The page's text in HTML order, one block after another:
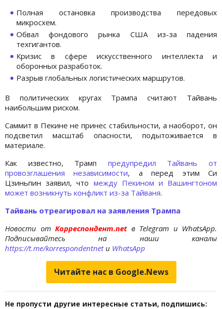
Полная остановка производства передовых
микросхем.
Обвал фондового рынка США из-за падения
техгигантов.
Кризис в сфере искусственного интеллекта и
оборонных разработок.
Разрыв глобальных логистических маршрутов.
В политических кругах Трампа считают Тайвань
наибольшим риском.
Саммит в Пекине не принес стабильности, а наоборот, он
подсветил масштаб опасности, подытоживается в
материале.
Как известно, Трамп предупредил Тайвань от
провозглашения независимости, а перед этим Си
Цзиньпин заявил, что между Пекином и Вашингтоном
может возникнуть конфликт из-за Тайваня.
Тайвань отреагировал на заявления Трампа
Новости отКорреспондент.net в Telegram и WhatsApp.
Подписывайтесь на наши каналы
https://t.me/korrespondentnetи WhatsApp
Читайте нас в Google.News
Не пропусти другие интересные статьи, подпишись: